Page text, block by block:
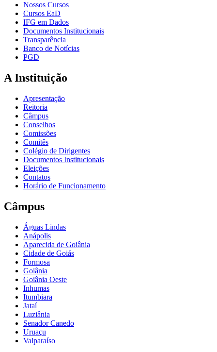
Nossos Cursos
Cursos EaD
IFG em Dados
Documentos Institucionais
Transparência
Banco de Notícias
PGD
A Instituição
Apresentação
Reitoria
Câmpus
Conselhos
Comissões
Comitês
Colégio de Dirigentes
Documentos Institucionais
Eleições
Contatos
Horário de Funcionamento
Câmpus
Águas Lindas
Anápolis
Aparecida de Goiânia
Cidade de Goiás
Formosa
Goiânia
Goiânia Oeste
Inhumas
Itumbiara
Jataí
Luziânia
Senador Canedo
Uruaçu
Valparaíso